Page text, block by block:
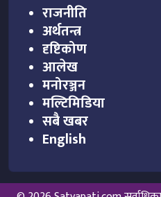
राजनीति
अर्थतन्त्र
दृष्टिकोण
आलेख
मनोरञ्जन
मल्टिमिडिया
सबै खबर
English